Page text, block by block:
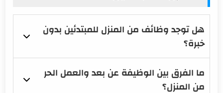
هل توجد وظائف من المنزل للمبتدئين بدون
خبرة؟
ما الفرق بين الوظيفة عن بعد والعمل الحر
من المنزل؟